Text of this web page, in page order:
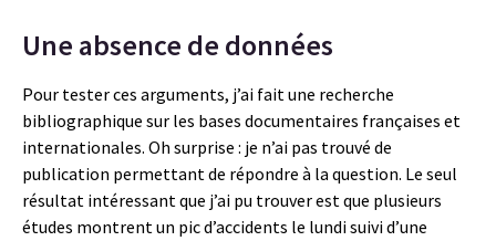
Une absence de données
Pour tester ces arguments, j’ai fait une recherche
bibliographique sur les bases documentaires françaises et
internationales. Oh surprise : je n’ai pas trouvé de
publication permettant de répondre à la question. Le seul
résultat intéressant que j’ai pu trouver est que plusieurs
études montrent un pic d’accidents le lundi suivi d’une